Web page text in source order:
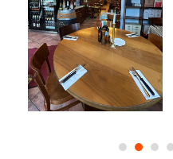
1 2 3 4